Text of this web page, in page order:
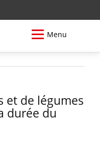
Menu
et de légumes
durée du